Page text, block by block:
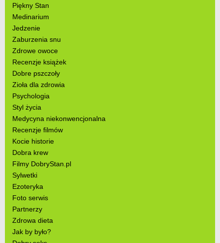
Piękny Stan
Medinarium
Jedzenie
Zaburzenia snu
Zdrowe owoce
Recenzje książek
Dobre pszczoły
Zioła dla zdrowia
Psychologia
Styl życia
Medycyna niekonwencjonalna
Recenzje filmów
Kocie historie
Dobra krew
Filmy DobryStan.pl
Sylwetki
Ezoteryka
Foto serwis
Partnerzy
Zdrowa dieta
Jak by było?